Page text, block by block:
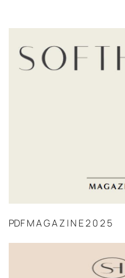
PDFM A G A Z I N E 2 0 2 5